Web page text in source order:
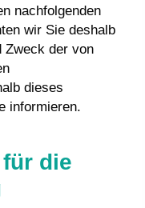
nachfolgenden
wir Sie deshalb
Zweck der von
dieses
informieren.
die